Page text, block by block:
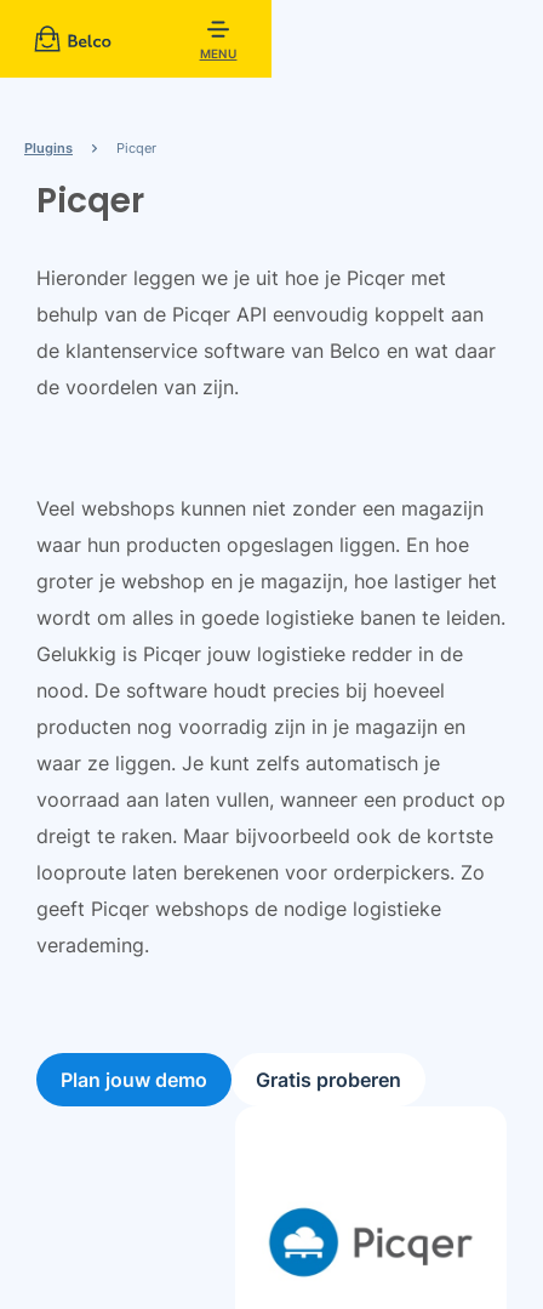
MENU
Plugins Picqer
Picqer
Hieronder leggen we je uit hoe je Picqer met
behulp van de Picqer API eenvoudig koppelt aan
de klantenservice software van Belco en wat daar
de voordelen van zijn.
Veel webshops kunnen niet zonder een magazijn
waar hun producten opgeslagen liggen. En hoe
groter je webshop en je magazijn, hoe lastiger het
wordt om alles in goede logistieke banen te leiden.
Gelukkig is Picqer jouw logistieke redder in de
nood. De software houdt precies bij hoeveel
producten nog voorradig zijn in je magazijn en
waar ze liggen. Je kunt zelfs automatisch je
voorraad aan laten vullen, wanneer een product op
dreigt te raken. Maar bijvoorbeeld ook de kortste
looproute laten berekenen voor orderpickers. Zo
geeft Picqer webshops de nodige logistieke
verademing.
Plan jouw demo Gratis proberen